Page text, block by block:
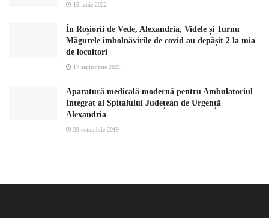
15 iunie 2022
În Roșiorii de Vede, Alexandria, Videle și Turnu
Măgurele îmbolnăvirile de covid au depășit 2 la mia
de locuitori
17 septembrie 2021
Aparatură medicală modernă pentru Ambulatoriul
Integrat al Spitalului Județean de Urgență
Alexandria
28 octombrie 2019